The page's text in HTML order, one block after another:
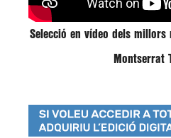
Selecció en vídeo dels millors
Montserrat